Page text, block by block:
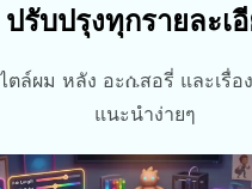
ปรับปรุงทุกรายละเ
ตล์ผม หลัง อะሴสอรี่ และเรื่อ
แนะนําง่ายๆ